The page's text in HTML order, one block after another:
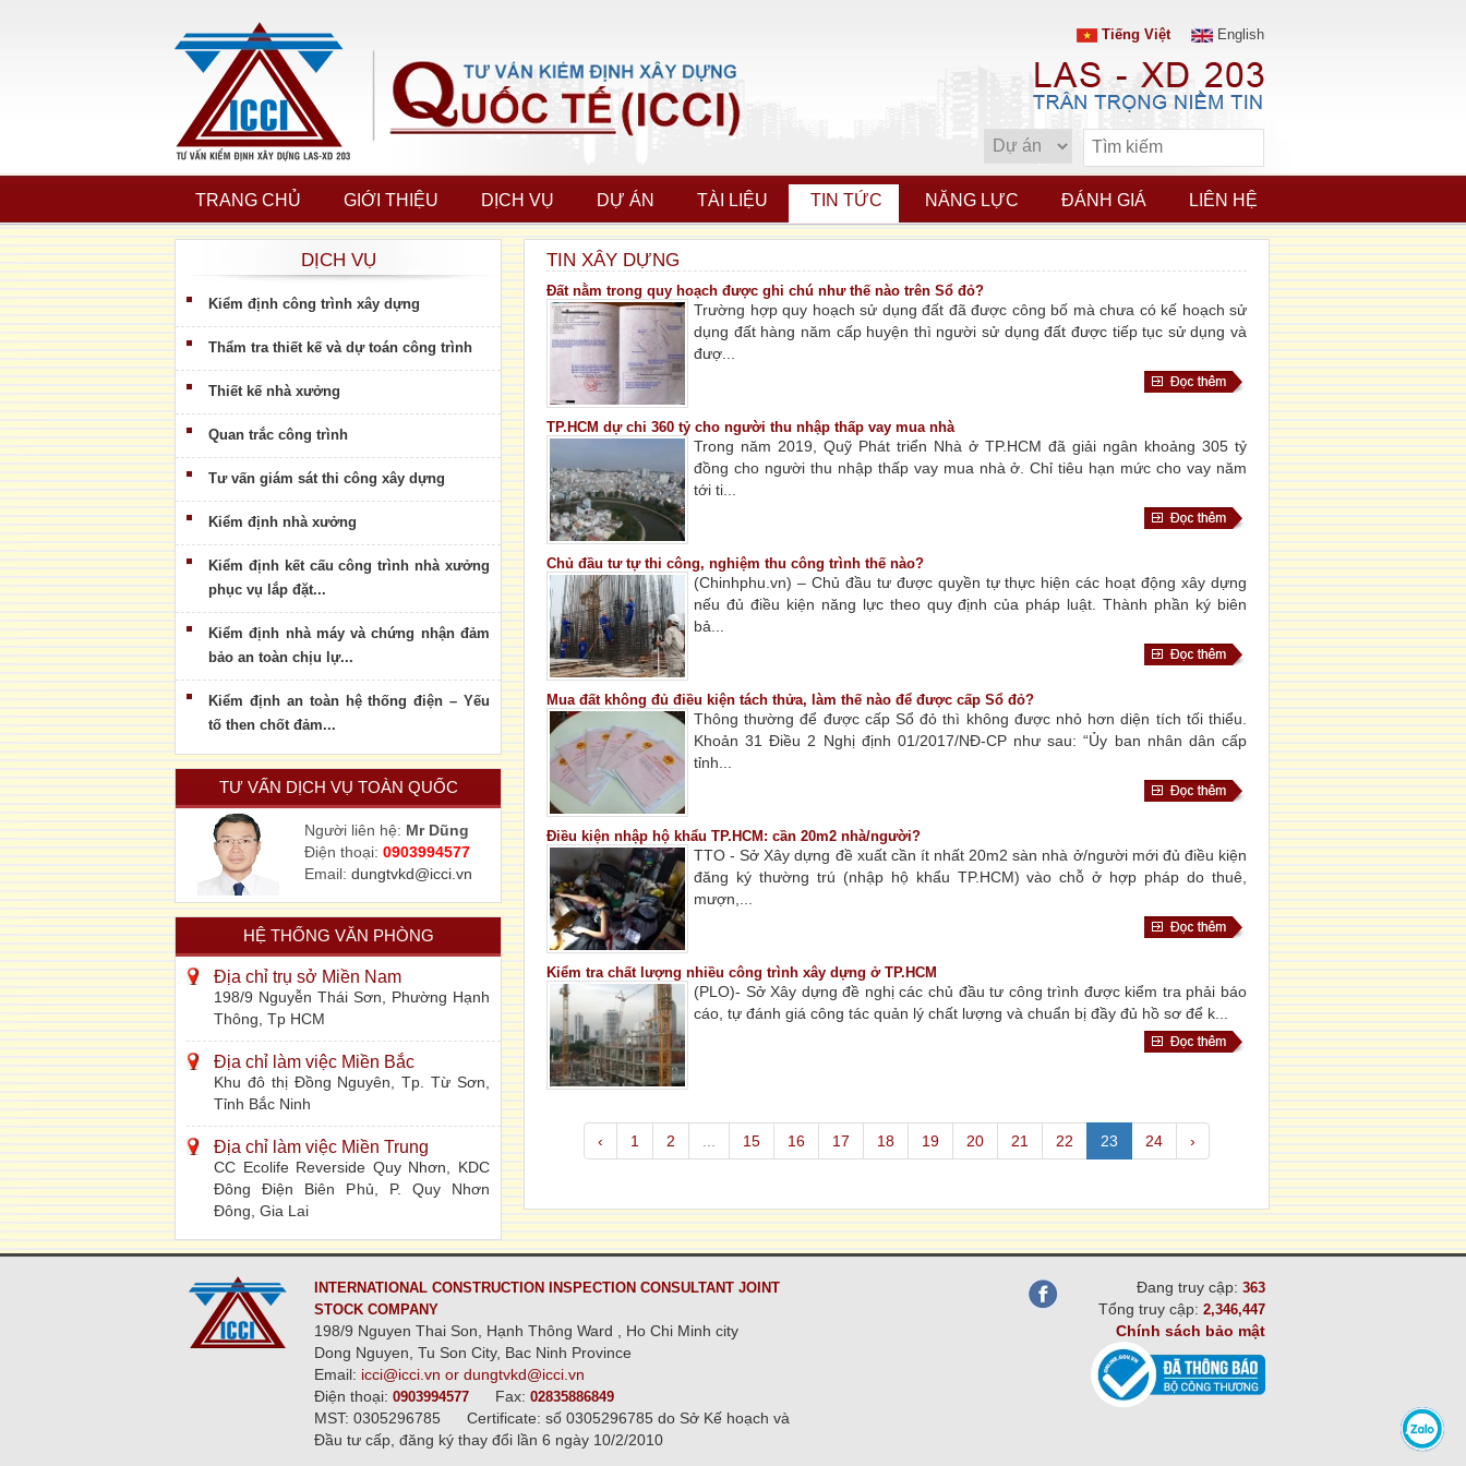
Tiếng Việt English
TRANG CHỦ GIỚI THIỆU DỊCH VỤ DỰ ÁN TÀI LIỆU TIN TỨC NĂNG LỰC ĐÁNH GIÁ LIÊN HỆ
DỊCH VỤ
Kiểm định công trình xây dựng
Thẩm tra thiết kế và dự toán công trình
Thiết kế nhà xưởng
Quan trắc công trình
Tư vấn giám sát thi công xây dựng
Kiểm định nhà xưởng
Kiểm định kết cấu công trình nhà xưởng
phục vụ lắp đặt...
Kiểm định nhà máy và chứng nhận đảm
bảo an toàn chịu lự...
Kiểm định an toàn hệ thống điện – Yếu
tố then chốt đảm...
TƯ VẤN DỊCH VỤ TOÀN QUỐC
Người liên hệ: Mr Dũng
Điện thoại: 0903994577
Email: dungtvkd@icci.vn
HỆ THỐNG VĂN PHÒNG
Địa chỉ trụ sở Miền Nam
198/9 Nguyễn Thái Sơn, Phường Hạnh
Thông, Tp HCM
Địa chỉ làm việc Miền Bắc
Khu đô thị Đồng Nguyên, Tp. Từ Sơn,
Tỉnh Bắc Ninh
Địa chỉ làm việc Miền Trung
CC Ecolife Reverside Quy Nhơn, KDC
Đông Điện Biên Phủ, P. Quy Nhơn
Đông, Gia Lai
TIN XÂY DỰNG
Đất nằm trong quy hoạch được ghi chú như thế nào trên Sổ đỏ?
Trường hợp quy hoạch sử dụng đất đã được công bố mà chưa có kế hoạch sử
dụng đất hàng năm cấp huyện thì người sử dụng đất được tiếp tục sử dụng và
đượ...
TP.HCM dự chi 360 tỷ cho người thu nhập thấp vay mua nhà
Trong năm 2019, Quỹ Phát triển Nhà ở TP.HCM đã giải ngân khoảng 305 tỷ
đồng cho người thu nhập thấp vay mua nhà ở. Chỉ tiêu hạn mức cho vay năm
tới ti...
Chủ đầu tư tự thi công, nghiệm thu công trình thế nào?
(Chinhphu.vn) – Chủ đầu tư được quyền tự thực hiện các hoạt động xây dựng
nếu đủ điều kiện năng lực theo quy định của pháp luật. Thành phần ký biên
bả...
Mua đất không đủ điều kiện tách thửa, làm thế nào để được cấp Sổ đỏ?
Thông thường để được cấp Sổ đỏ thì không được nhỏ hơn diện tích tối thiểu.
Khoản 31 Điều 2 Nghị định 01/2017/NĐ-CP như sau: “Ủy ban nhân dân cấp
tỉnh...
Điều kiện nhập hộ khẩu TP.HCM: cần 20m2 nhà/người?
TTO - Sở Xây dựng đề xuất cần ít nhất 20m2 sàn nhà ở/người mới đủ điều kiện
đăng ký thường trú (nhập hộ khẩu TP.HCM) vào chỗ ở hợp pháp do thuê,
mượn,...
Kiểm tra chất lượng nhiều công trình xây dựng ở TP.HCM
(PLO)- Sở Xây dựng đề nghị các chủ đầu tư công trình được kiểm tra phải báo
cáo, tự đánh giá công tác quản lý chất lượng và chuẩn bị đầy đủ hồ sơ để k...
‹ 1 2 15 16 17 18 19 20 21 22 23 24 ›
INTERNATIONAL CONSTRUCTION INSPECTION CONSULTANT JOINT
STOCK COMPANY
198/9 Nguyen Thai Son, Hạnh Thông Ward , Ho Chi Minh city
Dong Nguyen, Tu Son City, Bac Ninh Province
Email: icci@icci.vn or dungtvkd@icci.vn
Điện thoại: 0903994577 Fax: 02835886849
MST: 0305296785
Certificate: số 0305296785 do Sở Kế hoạch và
Đầu tư cấp, đăng ký thay đổi lần 6 ngày 10/2/2010
Đang truy cập: 363
Tổng truy cập: 2,346,447
Chính sách bảo mật